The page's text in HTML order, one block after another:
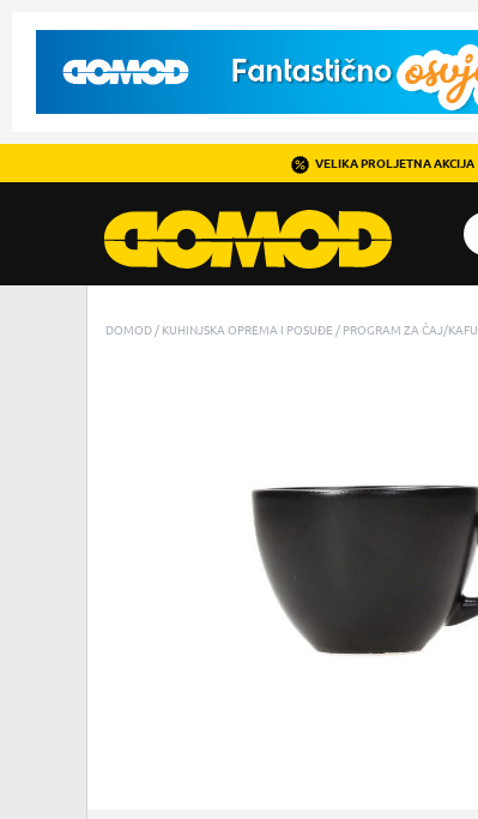
VELIKA PROLJETNA AKCIJA
DOMOD KUHINJSKA OPREMA I POSUĐE PROGRAM ZA ČAJ/KAFU